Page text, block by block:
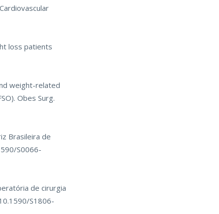
loss patients
weight-related
Obes Surg.
Brasileira de
S0066-
de cirurgia
S1806-